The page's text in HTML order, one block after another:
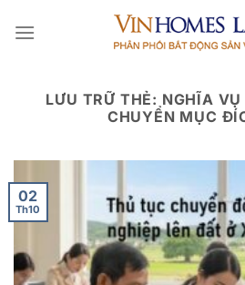
qua
LƯU TRỮ THẺ: NGHĨA
CHUYỂN MỤC
02
Th10